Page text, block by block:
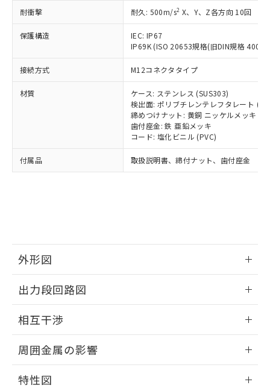
耐衝撃 耐久: 500m/s2 X、Y、Z各方向 10回
保護構造
IEC: IP67
IP69K (ISO 20653規格(旧DIN規格
接続方式 M12コネクタタイプ
材質
ケース: ステンレス (SUS303)
検出面: ポリブチレンテレフタレート
締めつけナット: 黄銅 ニッケルメッキ
歯付座金: 鉄 亜鉛メッキ
コード: 塩化ビニル (PVC)
付属品 取扱説明書、締付ナット、歯付座金
外形図
外形図
出力段回路図
出力段回路図
相互干渉
相互干渉
周囲金属の影響
特性図
覧された時点での実際の在庫および標
準価格とは異なる場合があることをご
了承ください。
正式な納期状況および標準価格はお客
様のお取引先、またはお客様担当のオ
ムロン制御機器販売店・当社販売員に
ご相談ください。
オムロン制御機器販売店や当社販売拠
販売ネットワーク
」をご確認
在庫状況および標準価格結果を当社の
事前の承諾なく第三者に漏洩または開
示しないようお願いします。
マイパーツ機能（部品リスト作成サー
および当社の共同利用者が、当社の製
※当社の共同利用者とは、
の共同利用に関して"
の「1.共同利
指します。
ミウム(Cd) 100ppm以下、
六価クロム(Cr(Ⅵ)) 1000ppm以下、ポリ臭化ビフェニル
ル) (DEHP)(別名：DOP) 1000ppm以下、フタル酸ブチ
ルベンジル（BBP） 1000ppm以下、フタル酸ジブチル
（DBP） 1000ppm以下、フタル酸ジイソブチル
(DIBP) 1000ppm以下
但し、RoHS指令で産業用監視および制御機器に対する
フタル酸エステル類の４物質については閾値を超える意
図的な使用がないことを確認しています。
部品在庫の切り替え状況などにより、予定
月が前後することがあります。
とができます。
EU RoHS指令（10物質）の非含有証明書
51物質の非含有証明書（当社基準）
※本証明書は発行日時点で非含有を証明す
るもので、過去に遡って非含有を証明する
また、RoHS指令のフタル酸エステル類４
物質の対応では、対応完了までの期間は出
荷製品に未対応品が混在することから備考
Pb(鉛) :1000ppm、 Hg(水銀) : 1000ppm、 Cd(カドミウ
Cr(Ⅵ)(六価クロム) : 1000ppm、 PBBs(ポリ臭化ビフェ
ニル類) : 1000ppm、 PBDEs(ポリ臭化ジフェニルエーテ
ル類) : 1000ppm、
DBP(フタル酸ジブチル) : 1000ppm、 DIBP(フタル酸ジ
イソブチル) : 1000ppm、 BBP(フタル酸ブチルベンジ
ル) : 1000ppm、
DEHP(フタル酸ビス(2-エチルヘキシル)) : 1000ppm
※2 環境保護使用期限
「ｅ」：有害物質（10物質）のすべてが基
準値以下であることを示します。
「10」：通常の使用状況下において有害物
質が外部に漏えいし、環境に深刻な影響を
可)を取得するなどの必要な手続きを
当社は規制貨物を破棄する場合は、完
全に破砕するなど、違法に輸出されな
いよう必要な手段を講じます。
当社は貴社製品を、核兵器、ミサイ
ル、化学兵器、生物兵器またはその他
武器並びにこれらの製造装置等に一切
使用いたしません。
当社は、貴社製品を第三者に販売する
場合は、上記1、2および3の内容を当
該第三者に通知します。また当社は、
販売先および販売に係わる関係者が違
法に輸出するおそれがある場合は、取
一定数以上の在庫あり
一定数には満たないが在庫あり
在庫なし(最新の在庫状況につ
いては、お客様のお取引先、ま
たはお客様担当のオムロン制御
機器販売店・当社販売員にご確
認ください)
受注生産機種、また在庫状況の